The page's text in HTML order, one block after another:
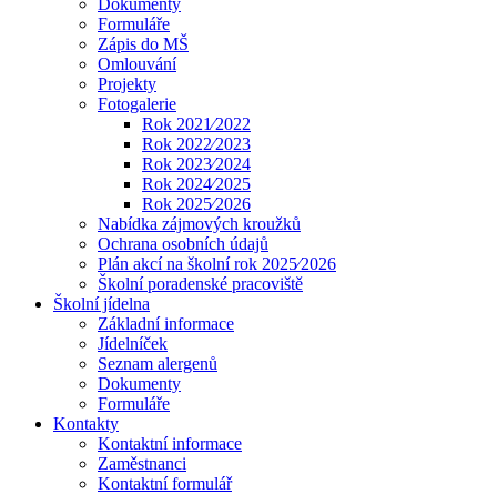
Dokumenty
Formuláře
Zápis do MŠ
Omlouvání
Projekty
Fotogalerie
Rok 2021⁄2022
Rok 2022⁄2023
Rok 2023⁄2024
Rok 2024⁄2025
Rok 2025⁄2026
Nabídka zájmových kroužků
Ochrana osobních údajů
Plán akcí na školní rok 2025⁄2026
Školní poradenské pracoviště
Školní jídelna
Základní informace
Jídelníček
Seznam alergenů
Dokumenty
Formuláře
Kontakty
Kontaktní informace
Zaměstnanci
Kontaktní formulář